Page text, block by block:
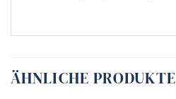
ÄHNLICHE PRODUKTE